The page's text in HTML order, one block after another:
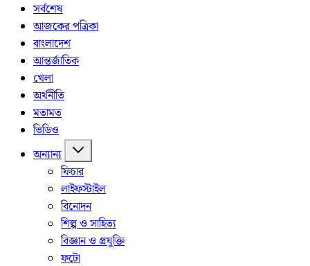
সর্বশেষ
আজকের পত্রিকা
বাংলাদেশ
আন্তর্জাতিক
খেলা
অর্থনীতি
মতামত
ভিডিও
অন্যান্য
ফিচার
লাইফস্টাইল
বিনোদন
শিল্প ও সাহিত্য
বিজ্ঞান ও প্রযুক্তি
ফটো